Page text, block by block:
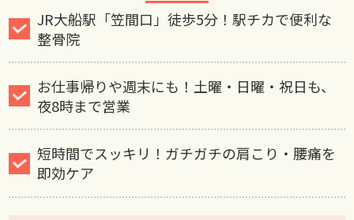
JR大船駅「笠間口」徒歩5分！駅チカで便利な
整骨院
お仕事帰りや週末にも！土曜・日曜・祝日も、
夜8時まで営業
短時間でスッキリ！ガチガチの肩こり・腰痛を
即効ケア